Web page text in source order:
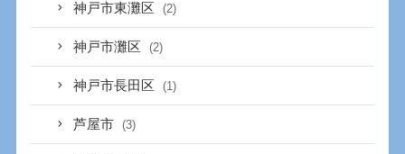
神戸市東灘区 (2)
神戸市灘区 (2)
神戸市長田区 (1)
芦屋市 (3)